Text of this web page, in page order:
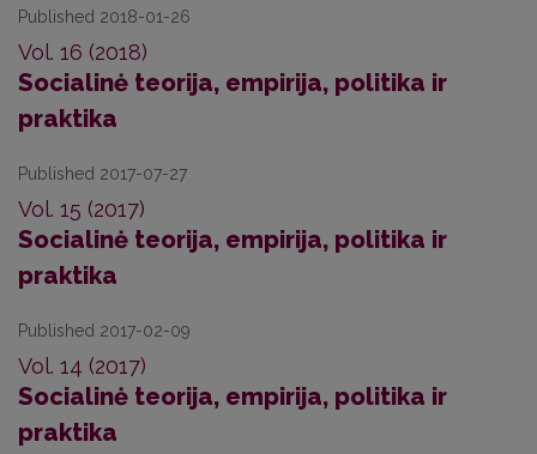
Published 2018-01-26
Vol. 16 (2018)
Socialinė teorija, empirija, politika ir
praktika
Published 2017-07-27
Vol. 15 (2017)
Socialinė teorija, empirija, politika ir
praktika
Published 2017-02-09
Vol. 14 (2017)
Socialinė teorija, empirija, politika ir
praktika